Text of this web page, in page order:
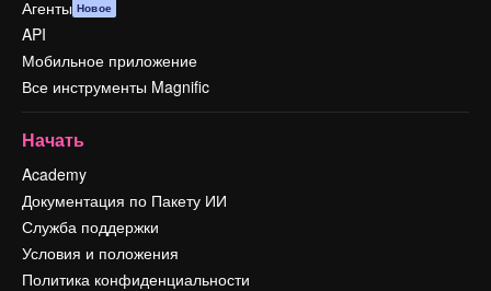
Агенты Новое
API
Мобильное приложение
Все инструменты Magnific
Начать
Academy
Документация по Пакету ИИ
Служба поддержки
Условия и положения
Политика конфиденциальности